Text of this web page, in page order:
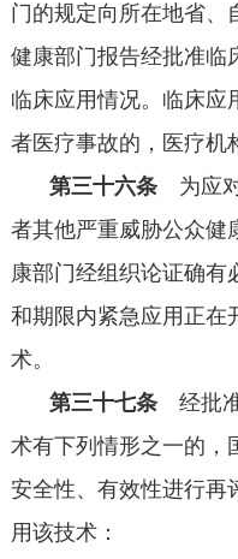
门的规定向所在地省、
健康部门报告经批准临
临床应用情况。临床应
者医疗事故的，医疗机
第三十六条 为应
者其他严重威胁公众健
康部门经组织论证确有
和期限内紧急应用正在
术。
第三十七条 经批
术有下列情形之一的，
安全性、有效性进行再
用该技术：